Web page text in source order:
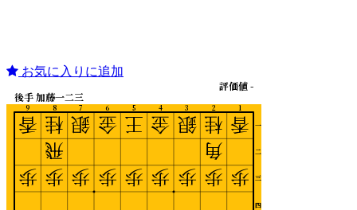
お気に入りに追加
1
2
3
4
5
6
7
8
9
一
二
三
四
後手 加藤一二三
評価値 -
香
歩
桂
角
歩
銀
歩
金
歩
王
歩
金
歩
銀
歩
桂
飛
歩
香
歩